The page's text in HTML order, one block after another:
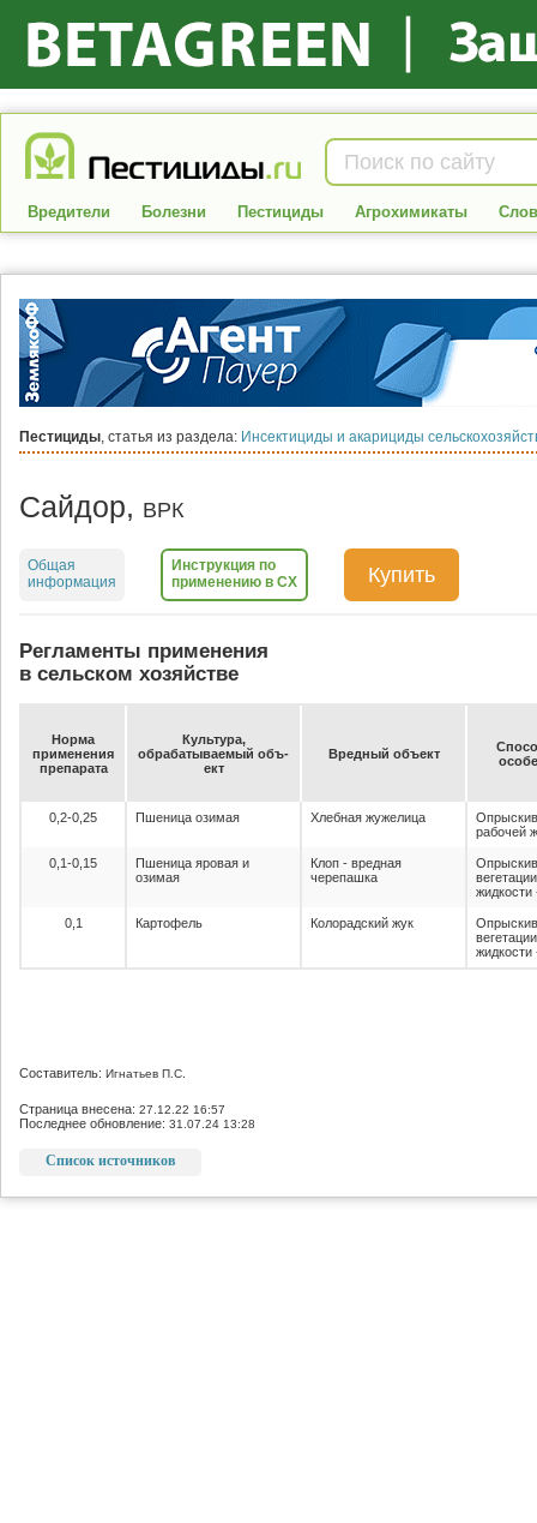
Вредители Болезни Пестициды Агрохимикаты
Пестициды, статья из раздела: Инсектициды и акарициды
Сайдор, ВРК
Общая
информация
Инструкция по
применению в СХ
Купить
Регламенты применения
в сельском хозяйстве
Нор­ма
при­ме­не­ния
пре­па­ра­та
Куль­ту­ра,
об­ра­ба­ты­ва­емый объ­
ект
Вред­ный объ­ект
0,2-0,25 Пшеница озимая Хлебная жужелица
рабочей
0,1-0,15
Пшеница яровая и
озимая
Клоп - вредная
черепашка
жидкости
0,1 Картофель Колорадский жук
жидкости
Составитель: Игнатьев П.С.
Страница внесена: 27.12.22 16:57
Последнее обновление: 31.07.24 13:28
Список источников